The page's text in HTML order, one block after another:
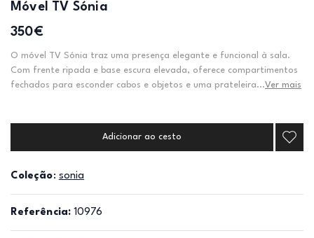
Móvel TV Sónia
350€
O móvel TV Sónia traz uma presença elegante e funcional à sala.
Com frente ripada e base escura elevada, oferece compartimentos
fechados para esconder cabos e objetos e uma prateleira...Ver mais
Adicionar ao cesto
Coleção: sonia
Referência: 10976